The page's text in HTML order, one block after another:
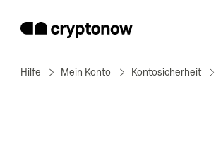
Hilfe Mein Konto Kontosicherheit